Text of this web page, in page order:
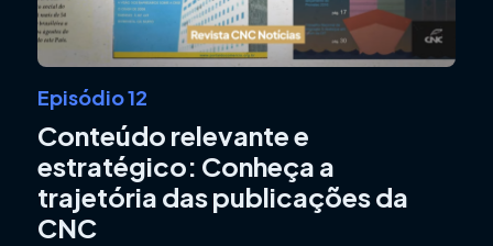
Episódio 12
Conteúdo relevante e
estratégico: Conheça a
trajetória das publicações da
CNC